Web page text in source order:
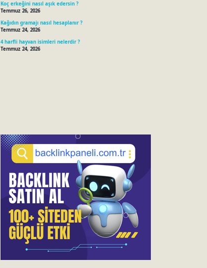
Koç erkeğini nasıl aşık edersin ?
Temmuz 26, 2026
Kağıdın gramajı nasıl hesaplanır ?
Temmuz 24, 2026
4 harfli hayvan isimleri nelerdir ?
Temmuz 24, 2026